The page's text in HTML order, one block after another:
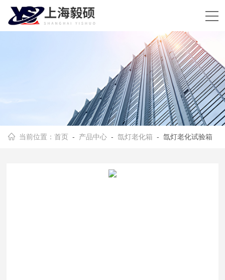
当前位置：首页 - 产品中心 -氙灯老化箱 - 氙灯老化试验箱